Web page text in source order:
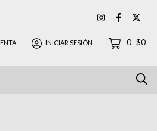
INICIAR SESIÓN 0-$0